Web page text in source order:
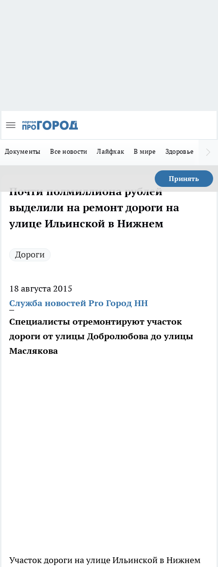
Документы Все новости Лайфхак В мире Здоровье
Принять
Почти полмиллиона рублей
выделили на ремонт дороги на
улице Ильинской в Нижнем
Дороги
18 августа 2015
Служба новостей Pro Город НН
Специалисты отремонтируют участок
дороги от улицы Добролюбова до улицы
Маслякова
Участок дороги на улице Ильинской в Нижнем